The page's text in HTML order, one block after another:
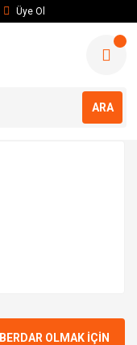
Üye Ol
ARA
OLMAK İÇİN